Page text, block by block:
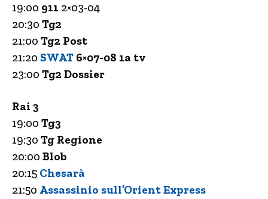
19:00 911 2×03-04
20:30 Tg2
21:00 Tg2 Post
21:20 SWAT 6×07-08 1a tv
23:00 Tg2 Dossier
Rai 3
19:00 Tg3
19:30 Tg Regione
20:00 Blob
20:15 Chesarà
21:50 Assassinio sull’Orient Express